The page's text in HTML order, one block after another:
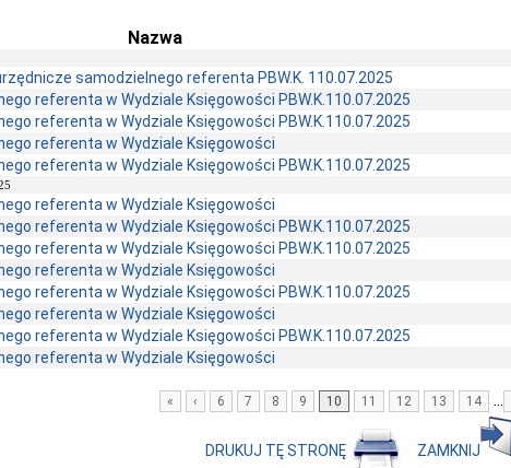
Nazwa
samodzielnego referenta PBW.K. 110.07.2025
referenta w Wydziale Księgowości PBW.K.110.07.2025
referenta w Wydziale Księgowości PBW.K.110.07.2025
referenta w Wydziale Księgowości
referenta w Wydziale Księgowości PBW.K.110.07.2025
referenta w Wydziale Księgowości
referenta w Wydziale Księgowości PBW.K.110.07.2025
referenta w Wydziale Księgowości PBW.K.110.07.2025
referenta w Wydziale Księgowości
referenta w Wydziale Księgowości PBW.K.110.07.2025
referenta w Wydziale Księgowości
referenta w Wydziale Księgowości PBW.K.110.07.2025
referenta w Wydziale Księgowości
« ‹ 6 7 8 9 10 11 12 13 14 ...
DRUKUJ TĘ STRONĘ ZAMKNIJ